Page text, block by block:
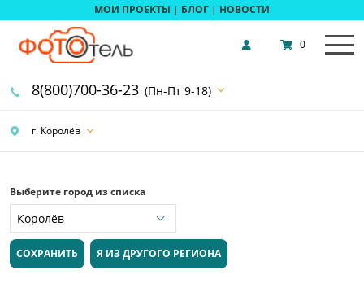
МОИ ПРОЕКТЫ | БЛОГ | НОВОСТИ
г. Королёв
8(800)700-36-23 (Пн-Пт 9-18)
0
Выберите город из списка
СОХРАНИТЬ Я ИЗ ДРУГОГО РЕГИОНА